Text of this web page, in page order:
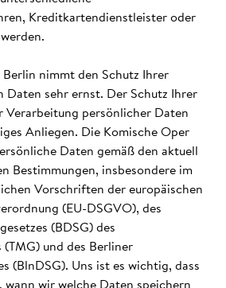
Kreditkartendienstleister oder
Berlin nimmt den Schutz Ihrer
Daten sehr ernst. Der Schutz Ihrer
Verarbeitung persönlicher Daten
Anliegen. Die Komische Oper
Daten gemäß den aktuell
Bestimmungen, insbesondere im
Vorschriften der europäischen
(EU-DSGVO), des
(BDSG) des
(TMG) und des Berliner
(BlnDSG). Uns ist es wichtig, dass
wann wir welche Daten speichern